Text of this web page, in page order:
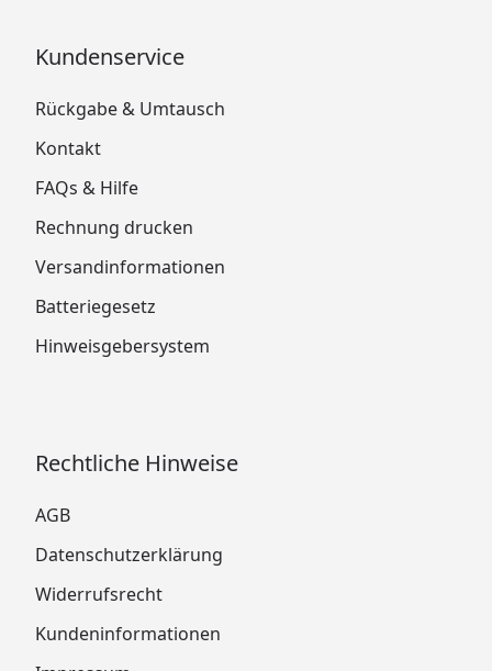
Kundenservice
Rückgabe & Umtausch
Kontakt
FAQs & Hilfe
Rechnung drucken
Versandinformationen
Batteriegesetz
Hinweisgebersystem
Rechtliche Hinweise
AGB
Datenschutzerklärung
Widerrufsrecht
Kundeninformationen